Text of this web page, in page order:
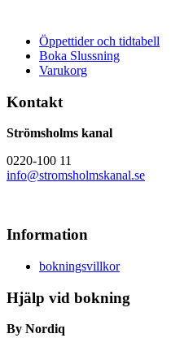
Öppettider och tidtabell
Boka Slussning
Varukorg
Kontakt
Strömsholms kanal
0220-100 11
info@stromsholmskanal.se
Information
bokningsvillkor
Hjälp vid bokning
By Nordiq